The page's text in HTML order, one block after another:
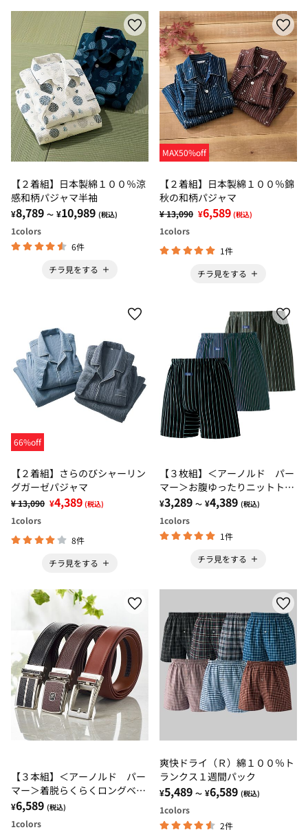
【２着組】日本製綿１００％涼
感和柄パジャマ半袖
¥8,789 ～ ¥10,989 (税込)
1colors
6件
チラ見をする
MAX50%off
【２着組】日本製綿１００％錦
秋の和柄パジャマ
¥ 13,090 ¥6,589 (税込)
1colors
1件
チラ見をする
66%off
【２着組】さらのびシャーリン
グガーゼパジャマ
¥ 13,090 ¥4,389 (税込)
1colors
8件
チラ見をする
【３枚組】＜アーノルド パー
マー＞お腹ゆったりニットトラ
ンクスパンツ
¥3,289 ～ ¥4,389 (税込)
1colors
1件
チラ見をする
【３本組】＜アーノルド パー
マー＞着脱らくらくロングベル
ト
¥6,589 (税込)
1colors
爽快ドライ（Ｒ）綿１００％ト
ランクス１週間パック
¥5,489 ～ ¥6,589 (税込)
1colors
2件